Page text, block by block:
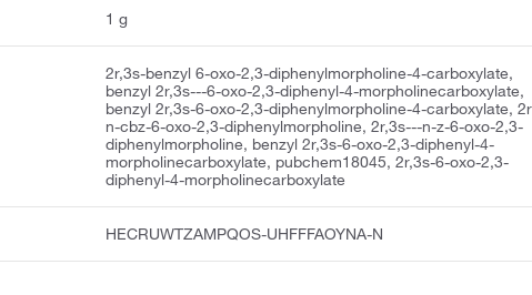
1 g
2r,3s-benzyl 6-oxo-2,3-diphenylmorpholine-4-carboxylate,
benzyl 2r,3s---6-oxo-2,3-diphenyl-4-morpholinecarboxylate,
benzyl 2r,3s-6-oxo-2,3-diphenylmorpholine-4-carboxylate,
n-cbz-6-oxo-2,3-diphenylmorpholine, 2r,3s---n-z-6-oxo-2,3-
diphenylmorpholine, benzyl 2r,3s-6-oxo-2,3-diphenyl-4-
morpholinecarboxylate, pubchem18045, 2r,3s-6-oxo-2,3-
diphenyl-4-morpholinecarboxylate
HECRUWTZAMPQOS-UHFFFAOYNA-N